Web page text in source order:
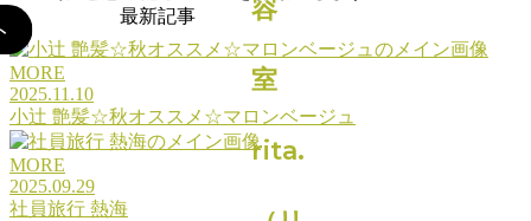
最新記事
MORE
2025.11.10
小辻 艶髪☆秋オススメ☆マロンベージュ
MORE
2025.09.29
社員旅行 熱海